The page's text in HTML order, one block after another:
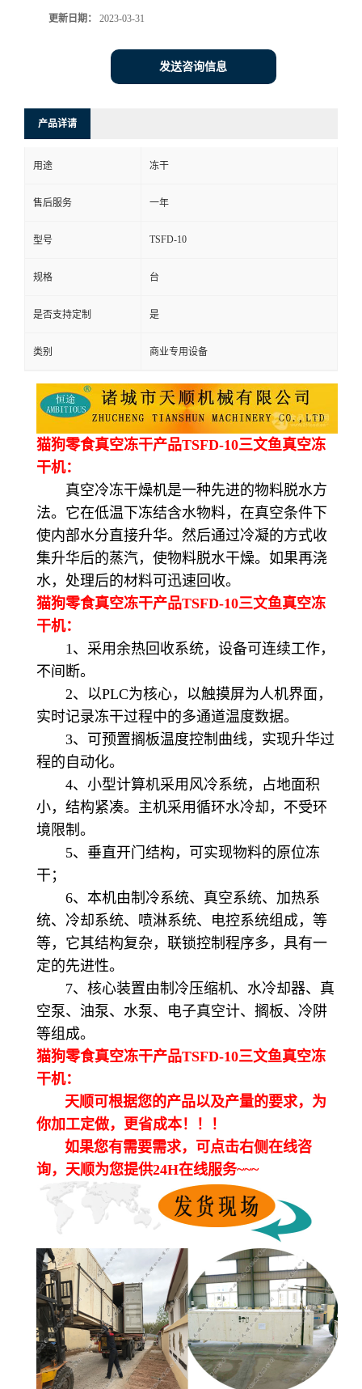
更新日期： 2023-03-31
发送咨询信息
产品详请
用途 冻干
售后服务 一年
型号 TSFD-10
规格 台
是否支持定制 是
类别 商业专用设备
猫狗零食真空冻干产品TSFD-10三文鱼真空冻
干机：
真空冷冻干燥机是一种先进的物料脱水方
法。它在低温下冻结含水物料，在真空条件下
使内部水分直接升华。然后通过冷凝的方式收
集升华后的蒸汽，使物料脱水干燥。如果再浇
水，处理后的材料可迅速回收。
猫狗零食真空冻干产品TSFD-10三文鱼真空冻
干机：
1、采用余热回收系统，设备可连续工作，
不间断。
2、以PLC为核心，以触摸屏为人机界面，
实时记录冻干过程中的多通道温度数据。
3、可预置搁板温度控制曲线，实现升华过
程的自动化。
4、小型计算机采用风冷系统，占地面积
小，结构紧凑。主机采用循环水冷却，不受环
境限制。
5、垂直开门结构，可实现物料的原位冻
干；
6、本机由制冷系统、真空系统、加热系
统、冷却系统、喷淋系统、电控系统组成，等
等，它其结构复杂，联锁控制程序多，具有一
定的先进性。
7、核心装置由制冷压缩机、水冷却器、真
空泵、油泵、水泵、电子真空计、搁板、冷阱
等组成。
猫狗零食真空冻干产品TSFD-10三文鱼真空冻
干机：
天顺可根据您的产品以及产量的要求，为
你加工定做，更省成本！！！
如果您有需要需求，可点击右侧在线咨
询，天顺为您提供24H在线服务~~~